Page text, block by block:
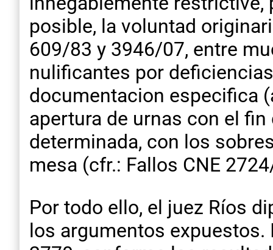
posible, la voluntad
609/83 y 3946/07, entre
nulificantes por
documentacion especifica
apertura de urnas con el
determinada, con los
mesa (cfr.: Fallos CNE
Por todo ello, el juez Ríos
los argumentos expuestos.